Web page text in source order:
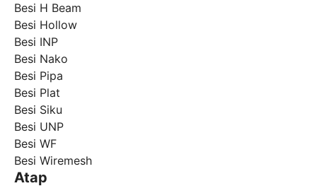
Besi H Beam
Besi Hollow
Besi INP
Besi Nako
Besi Pipa
Besi Plat
Besi Siku
Besi UNP
Besi WF
Besi Wiremesh
Atap